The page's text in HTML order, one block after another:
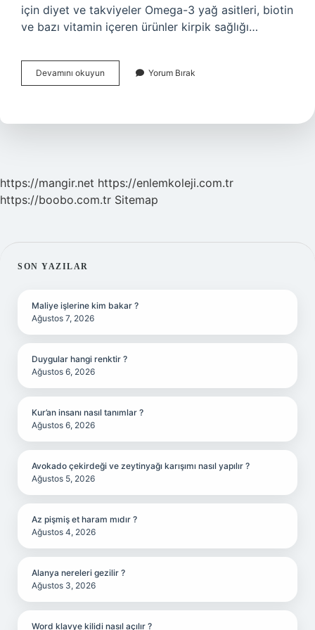
için diyet ve takviyeler Omega-3 yağ asitleri, biotin
ve bazı vitamin içeren ürünler kirpik sağlığı…
Devamını okuyun Kirpiklere
Hangi
Gelir
Yorum Bırak
https://mangir.net https://enlemkoleji.com.tr
https://boobo.com.tr Sitemap
SIDEBAR
SON YAZILAR
Maliye işlerine kim bakar ?
Ağustos 7, 2026
Duygular hangi renktir ?
Ağustos 6, 2026
Kur’an insanı nasıl tanımlar ?
Ağustos 6, 2026
Avokado çekirdeği ve zeytinyağı karışımı nasıl yapılır ?
Ağustos 5, 2026
Az pişmiş et haram mıdır ?
Ağustos 4, 2026
Alanya nereleri gezilir ?
Ağustos 3, 2026
Word klavye kilidi nasıl açılır ?